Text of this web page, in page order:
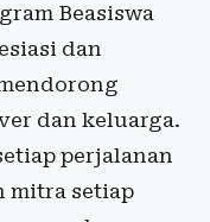
Beasiswa
dan
dan keluarga.
perjalanan
mitra setiap